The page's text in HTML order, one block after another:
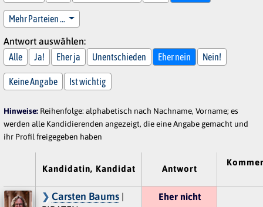
Mehr Parteien …
Antwort auswählen:
Alle
Ja! Eher ja Unentschieden Eher nein Nein!
Keine Angabe Ist wichtig
Hinweise: Reihenfolge: alphabetisch nach Nachname, Vorname; es
werden alle Kandidierenden angezeigt, die eine Angabe gemacht und
ihr Profil freigegeben haben
Kandidatin, Kandidat Antwort
Carsten Baums|
Eher nicht